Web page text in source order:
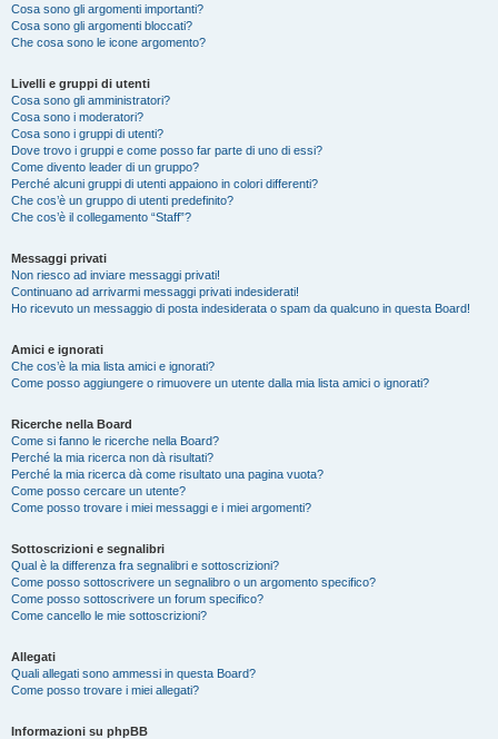
Cosa sono gli argomenti importanti?
Cosa sono gli argomenti bloccati?
Che cosa sono le icone argomento?
Livelli e gruppi di utenti
Cosa sono gli amministratori?
Cosa sono i moderatori?
Cosa sono i gruppi di utenti?
Dove trovo i gruppi e come posso far parte di uno di essi?
Come divento leader di un gruppo?
Perché alcuni gruppi di utenti appaiono in colori differenti?
Che cos’è un gruppo di utenti predefinito?
Che cos’è il collegamento “Staff”?
Messaggi privati
Non riesco ad inviare messaggi privati!
Continuano ad arrivarmi messaggi privati indesiderati!
Ho ricevuto un messaggio di posta indesiderata o spam da qualcuno in questa Board!
Amici e ignorati
Che cos’è la mia lista amici e ignorati?
Come posso aggiungere o rimuovere un utente dalla mia lista amici o ignorati?
Ricerche nella Board
Come si fanno le ricerche nella Board?
Perché la mia ricerca non dà risultati?
Perché la mia ricerca dà come risultato una pagina vuota?
Come posso cercare un utente?
Come posso trovare i miei messaggi e i miei argomenti?
Sottoscrizioni e segnalibri
Qual è la differenza fra segnalibri e sottoscrizioni?
Come posso sottoscrivere un segnalibro o un argomento specifico?
Come posso sottoscrivere un forum specifico?
Come cancello le mie sottoscrizioni?
Allegati
Quali allegati sono ammessi in questa Board?
Come posso trovare i miei allegati?
Informazioni su phpBB